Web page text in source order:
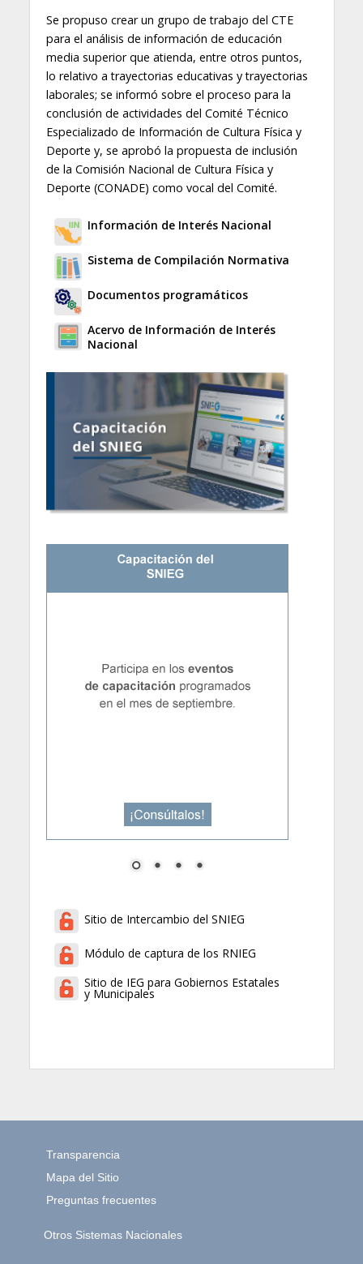
Se propuso crear un grupo de trabajo del CTE
para el análisis de información de educación
media superior que atienda, entre otros puntos,
lo relativo a trayectorias educativas y trayectorias
laborales; se informó sobre el proceso para la
conclusión de actividades del Comité Técnico
Especializado de Información de Cultura Física y
Deporte y, se aprobó la propuesta de inclusión
de la Comisión Nacional de Cultura Física y
Deporte (CONADE) como vocal del Comité.
Información de Interés Nacional
Sistema de Compilación Normativa
Documentos programáticos
Acervo de Información de Interés
Nacional
Sitio de Intercambio del SNIEG
Módulo de captura de los RNIEG
Sitio de IEG para Gobiernos Estatales
y Municipales
Transparencia
Mapa del Sitio
Preguntas frecuentes
Otros Sistemas Nacionales